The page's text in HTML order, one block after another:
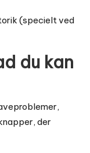
(specielt ved
du kan
der